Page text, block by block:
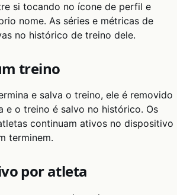
si tocando no ícone de perfil e
nome. As séries e métricas de
no histórico de treino dele.
treino
e salva o treino, ele é removido
e o treino é salvo no histórico. Os
continuam ativos no dispositivo
terminem.
por atleta